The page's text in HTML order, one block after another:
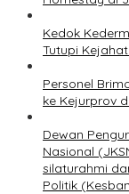
Kedok
Tutupi
Personel
ke Kejurprov
Dewan
Nasional
silaturahmi
Politik